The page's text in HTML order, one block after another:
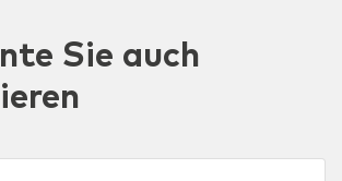
Sie auch